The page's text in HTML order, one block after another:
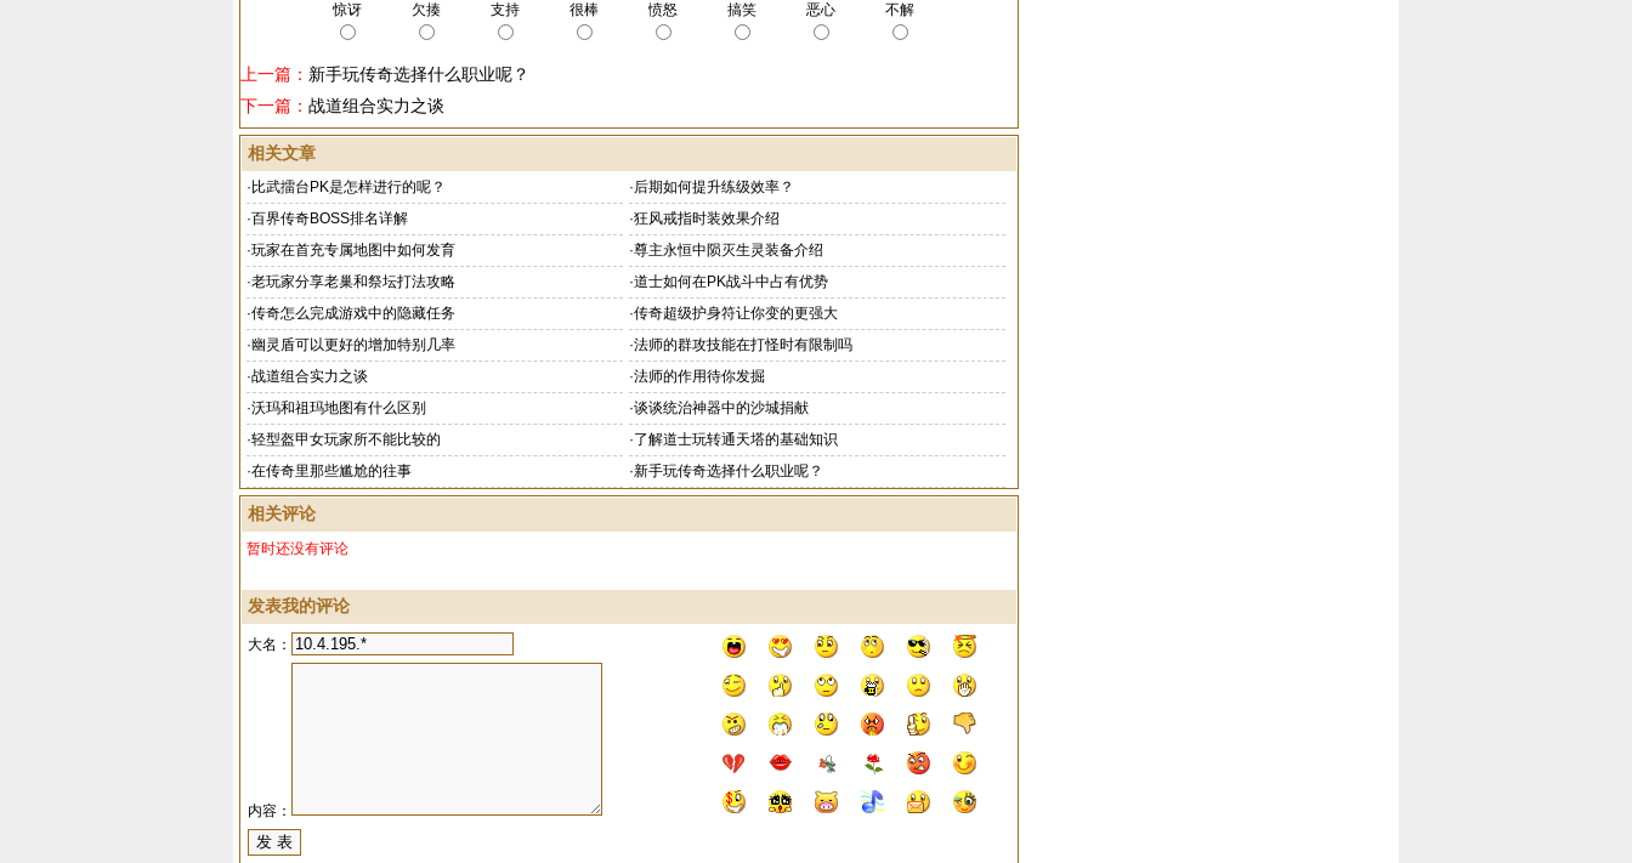
惊讶 欠揍 支持 很棒 愤怒 搞笑 恶心 不解
上一篇： 新手玩传奇选择什么职业呢？
下一篇： 战道组合实力之谈
相关文章
· 比武擂台PK是怎样进行的呢？ ·后期如何提升练级效率？
·百界传奇BOSS排名详解 ·狂风戒指时装效果介绍
·玩家在首充专属地图中如何发育 ·尊主永恒中陨灭生灵装备介绍
·老玩家分享老巢和祭坛打法攻略 ·道士如何在PK战斗中占有优势
·传奇怎么完成游戏中的隐藏任务 ·传奇超级护身符让你变的更强大
·幽灵盾可以更好的增加特别几率 ·法师的群攻技能在打怪时有限制吗
·战道组合实力之谈 ·法师的作用待你发掘
·沃玛和祖玛地图有什么区别 ·谈谈统治神器中的沙城捐献
·轻型盔甲女玩家所不能比较的 ·了解道士玩转通天塔的基础知识
·在传奇里那些尴尬的往事 ·新手玩传奇选择什么职业呢？
相关评论
暂时还没有评论
发表我的评论
大名：
内容：